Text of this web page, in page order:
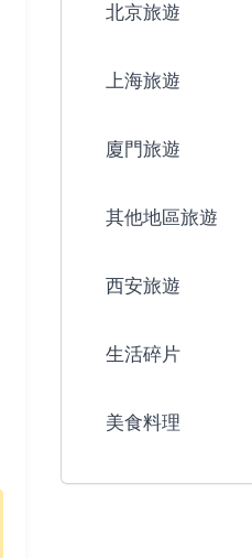
北京旅遊
上海旅遊
廈門旅遊
其他地區旅遊
西安旅遊
生活碎片
美食料理